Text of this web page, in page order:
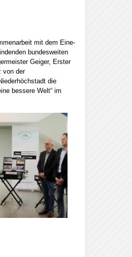
mit dem Eine-
bundesweiten
Geiger, Erster
von der
die
bessere Welt“ im